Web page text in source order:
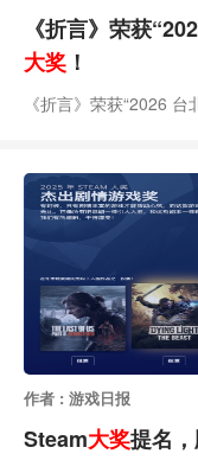
《折言》荣获
大奖 ！
《折言》荣获“2026
作者 : 游戏日报
Steam大奖提名